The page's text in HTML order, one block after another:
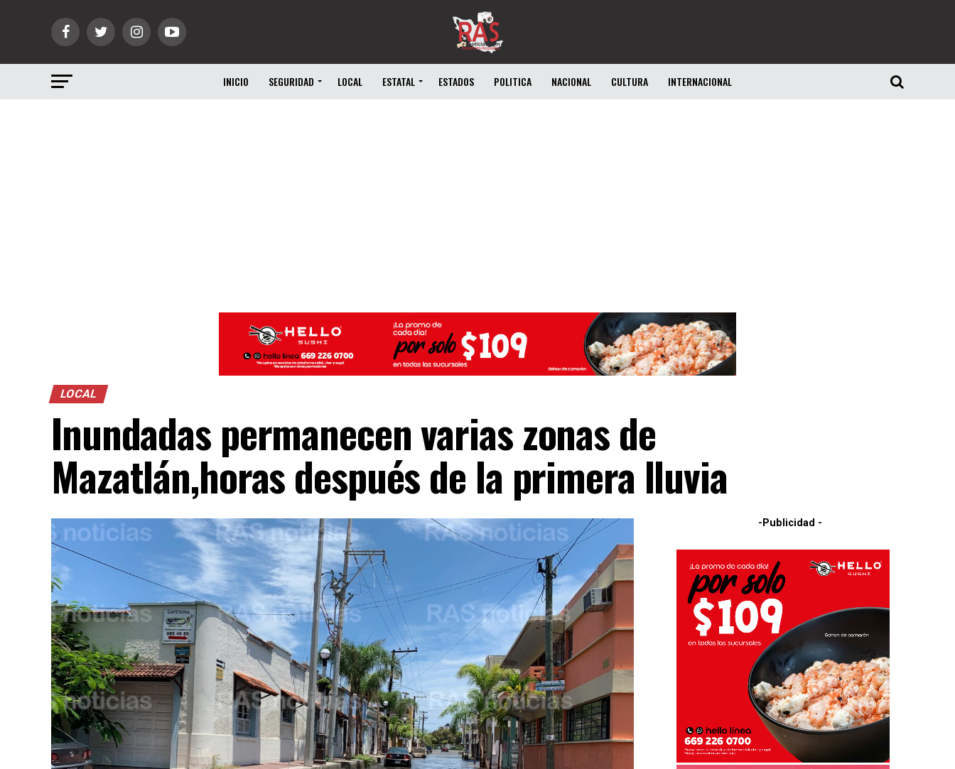
INICIO SEGURIDAD LOCAL ESTATAL ESTADOS POLITICA NACIONAL CULTURA INTERNACIONAL
LOCAL
Inundadas permanecen varias zonas de
Mazatlán,horas después de la primera lluvia
-Publicidad -